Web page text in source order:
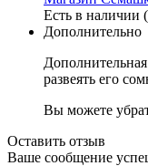
Есть в наличии
Дополнительно
развеять его
Вы можете
Оставить отзыв
Ваше сообщение